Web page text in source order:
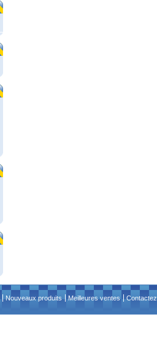
Nouveaux produits Meilleures ventes